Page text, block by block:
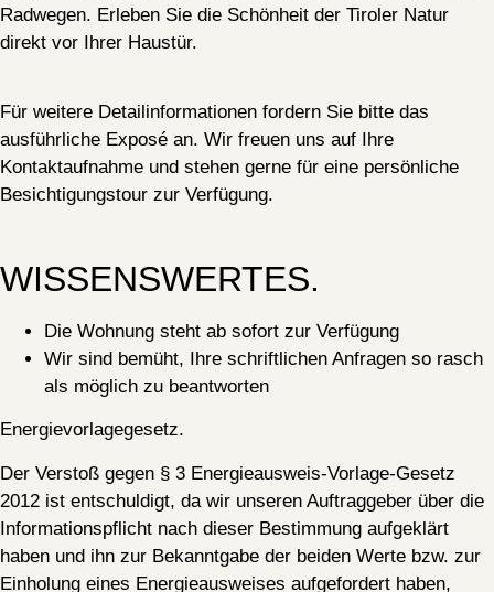
Radwegen. Erleben Sie die Schönheit der Tiroler Natur
direkt vor Ihrer Haustür.
Für weitere Detailinformationen fordern Sie bitte das
ausführliche Exposé an. Wir freuen uns auf Ihre
Kontaktaufnahme und stehen gerne für eine persönliche
Besichtigungstour zur Verfügung.
WISSENSWERTES.
Die Wohnung steht ab sofort zur Verfügung
Wir sind bemüht, Ihre schriftlichen Anfragen so rasch
als möglich zu beantworten
Energievorlagegesetz.
Der Verstoß gegen § 3 Energieausweis-Vorlage-Gesetz
2012 ist entschuldigt, da wir unseren Auftraggeber über die
Informationspflicht nach dieser Bestimmung aufgeklärt
haben und ihn zur Bekanntgabe der beiden Werte bzw. zur
Einholung eines Energieausweises aufgefordert haben,